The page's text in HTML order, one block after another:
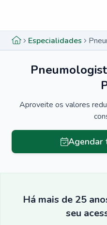
Especialidades
Aproveite os valores
Agendar
Há mais de 25
seu